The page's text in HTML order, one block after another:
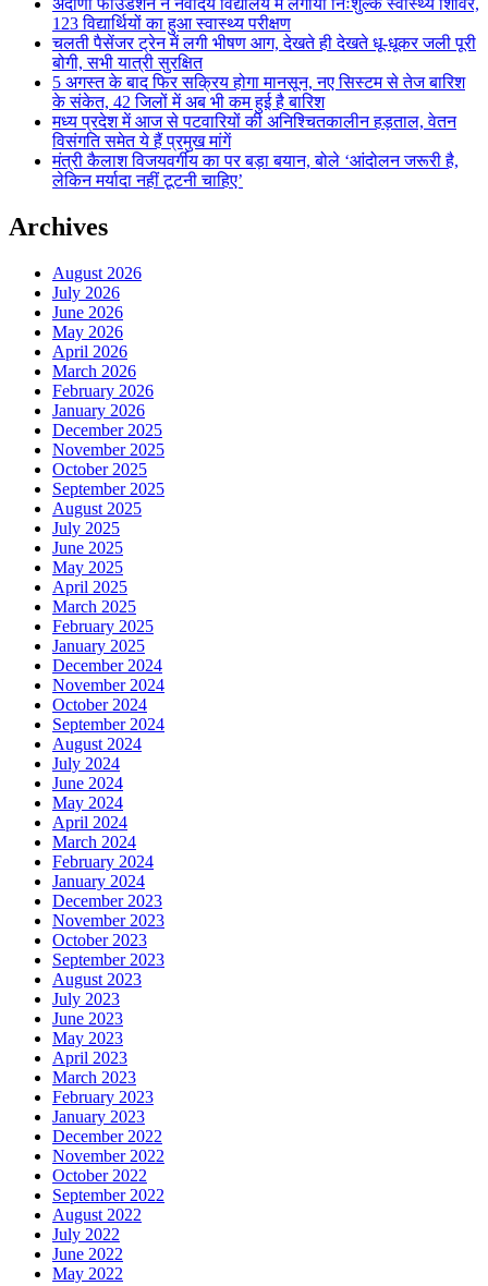
123 विद्यार्थियों का हुआ स्वास्थ्य परीक्षण
चलती पैसेंजर ट्रेन में लगी भीषण आग, देखते ही देखते धू-धूकर जली पूरी
बोगी, सभी यात्री सुरक्षित
5 अगस्त के बाद फिर सक्रिय होगा मानसून, नए सिस्टम से तेज बारिश
के संकेत, 42 जिलों में अब भी कम हुई है बारिश
मध्य प्रदेश में आज से पटवारियों की अनिश्चितकालीन हड़ताल, वेतन
विसंगति समेत ये हैं प्रमुख मांगें
मंत्री कैलाश विजयवर्गीय का पर बड़ा बयान, बोले ‘आंदोलन जरूरी है,
लेकिन मर्यादा नहीं टूटनी चाहिए’
Archives
August 2026
July 2026
June 2026
May 2026
April 2026
March 2026
February 2026
January 2026
December 2025
November 2025
October 2025
September 2025
August 2025
July 2025
June 2025
May 2025
April 2025
March 2025
February 2025
January 2025
December 2024
November 2024
October 2024
September 2024
August 2024
July 2024
June 2024
May 2024
April 2024
March 2024
February 2024
January 2024
December 2023
November 2023
October 2023
September 2023
August 2023
July 2023
June 2023
May 2023
April 2023
March 2023
February 2023
January 2023
December 2022
November 2022
October 2022
September 2022
August 2022
July 2022
June 2022
May 2022